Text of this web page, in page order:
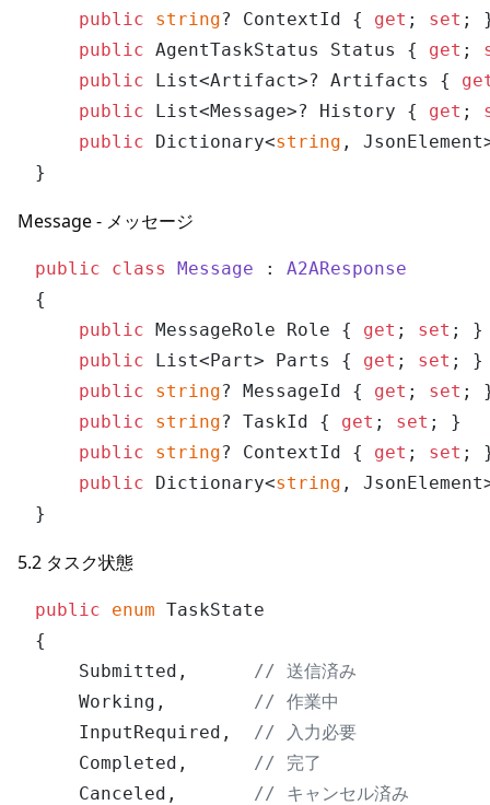
public
string? ContextId { get ; set
public AgentTaskStatus Status { get ;
public List<Artifact>? Artifacts {
public List<Message>? History { get ;
public Dictionary<string ,
Message - メッセージ
public class Message : A2AResponse
{
public MessageRole Role { get ; set
public List<Part> Parts { get ; set
public
string? MessageId { get ; set
public
string? TaskId { get ; set
public
string? ContextId { get ; set
public Dictionary<string ,
5.2 タスク状態
public enum TaskState
{
    Submitted,
// 送信済み
    Working,
// 作業中
    InputRequired,
// 入力必要
    Completed,
// 完了
    Canceled,
// キャンセル済み